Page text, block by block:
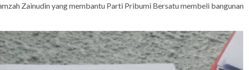
Zainudin yang membantu Parti Pribumi Bersatu membeli bangunan